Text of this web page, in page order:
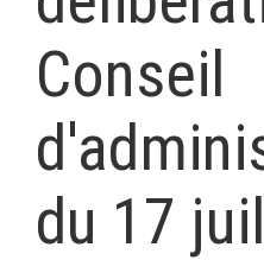
Conseil
du 17